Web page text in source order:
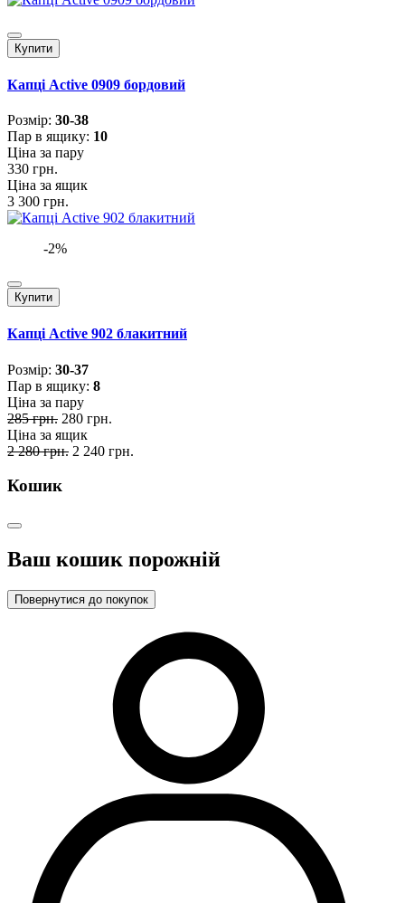
Купити
Капці Active 0909 бордовий
Розмiр: 30-38
Пар в ящику: 10
Ціна за пару
330 грн.
Ціна за ящик
3 300 грн.
-2%
Купити
Капці Active 902 блакитний
Розмiр: 30-37
Пар в ящику: 8
Ціна за пару
285 грн. 280 грн.
Ціна за ящик
2 280 грн. 2 240 грн.
Кошик
Ваш кошик порожній
Повернутися до покупок